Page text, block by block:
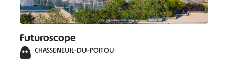
Futuroscope
CHASSENEUIL-DU-POITOU